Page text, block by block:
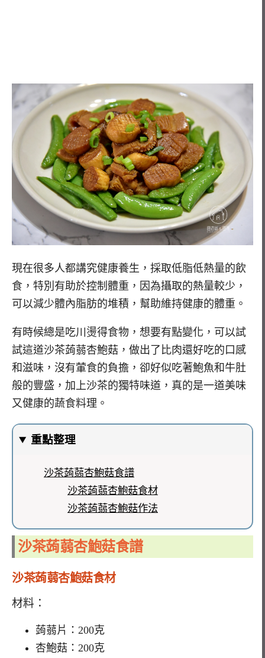
現在很多人都講究健康養生，採取低脂低熱量的飲
食，特別有助於控制體重，因為攝取的熱量較少，
可以減少體內脂肪的堆積，幫助維持健康的體重。
有時候總是吃川燙得食物，想要有點變化，可以試
試這道沙茶蒟蒻杏鮑菇，做出了比肉還好吃的口感
和滋味，沒有葷食的負擔，卻好似吃著鮑魚和牛肚
般的豐盛，加上沙茶的獨特味道，真的是一道美味
又健康的蔬食料理。
重點整理
沙茶蒟蒻杏鮑菇食譜
沙茶蒟蒻杏鮑菇食材
沙茶蒟蒻杏鮑菇作法
沙茶蒟蒻杏鮑菇食譜
沙茶蒟蒻杏鮑菇食材
材料：
蒟蒻片：200克
杏鮑菇：200克